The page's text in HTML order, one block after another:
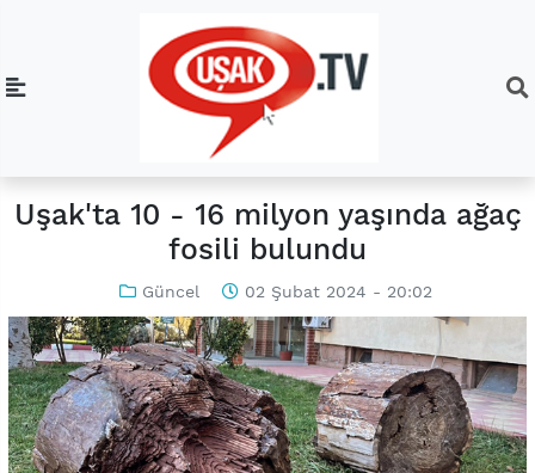
Uşak'ta 10 - 16 milyon yaşında ağaç
fosili bulundu
Güncel 02 Şubat 2024 - 20:02